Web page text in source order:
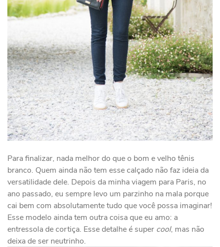
Para finalizar, nada melhor do que o bom e velho tênis
branco. Quem ainda não tem esse calçado não faz ideia da
versatilidade dele. Depois da minha viagem para Paris, no
ano passado, eu sempre levo um parzinho na mala porque
cai bem com absolutamente tudo que você possa imaginar!
Esse modelo ainda tem outra coisa que eu amo: a
entressola de cortiça. Esse detalhe é super cool, mas não
deixa de ser neutrinho.